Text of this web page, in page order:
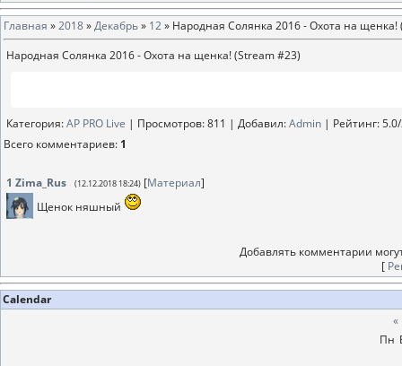
Главная »2018»Декабрь» 12» Народная Солянка 2016 - Охота на щенка!
Народная Солянка 2016 - Охота на щенка! (Stream #23)
Категория:AP PRO Live | Просмотров: 811 | Добавил:Аdmin | Рейтинг:5.0/
Всего комментариев: 1
1 Zima_Rus (12.12.2018 18:24) [Материал]
Щенок няшный
Добавлять комментарии
[
Calendar
«
Пн